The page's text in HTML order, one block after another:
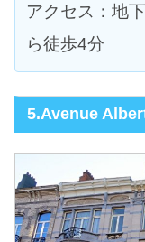
アクセス：地
ら徒歩4分
5.Avenue